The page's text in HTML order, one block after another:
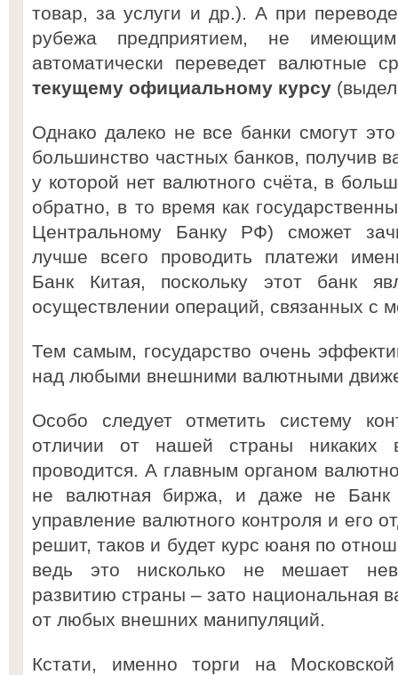
товар, за услуги и др.). А при
рубежа предприятием, не
автоматически переведет валютные
текущему официальному курсу
Однако далеко не все банки смогут
большинство частных банков, получив
у которой нет валютного счёта, в
обратно, в то время как
Центральному Банку РФ) сможет
лучше всего проводить платежи
Банк Китая, поскольку этот банк
осуществлении операций, связанных с
Тем самым, государство очень
над любыми внешними валютными
Особо следует отметить систему
отличии от нашей страны никаких
проводится. А главным органом
не валютная биржа, и даже не Банк
управление валютного контроля и его
решит, таков и будет курс юаня по
ведь это нисколько не мешает
развитию страны – зато национальная
от любых внешних манипуляций.
Кстати, именно торги на